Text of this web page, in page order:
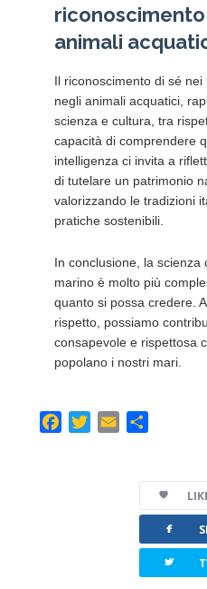
animali
Il riconoscimento di sé
negli animali acquatici,
scienza e cultura, tra
capacità di comprendere
intelligenza ci invita a
di tutelare un patrimonio
valorizzando le tradizioni
pratiche sostenibili.
In conclusione, la scienza
marino è molto più
quanto si possa credere.
rispetto, possiamo
consapevole e rispettosa
popolano i nostri mari.
p
a
t
i
facebook
twitterbird